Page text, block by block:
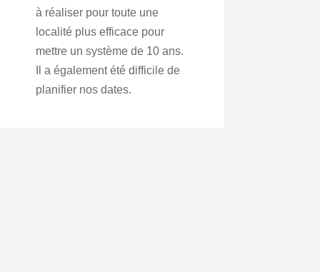
à réaliser pour toute une
localité plus efficace pour
mettre un système de 10 ans.
Il a également été difficile de
planifier nos dates.